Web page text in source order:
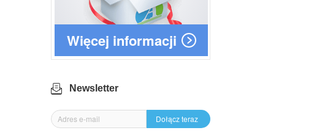
Więcej informacji
Newsletter
Dołącz teraz